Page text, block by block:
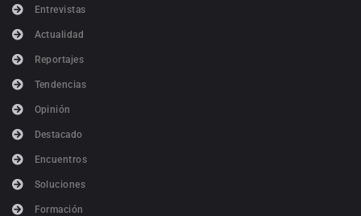
Entrevistas
Actualidad
Reportajes
Tendencias
Opinión
Destacado
Encuentros
Soluciones
Formación